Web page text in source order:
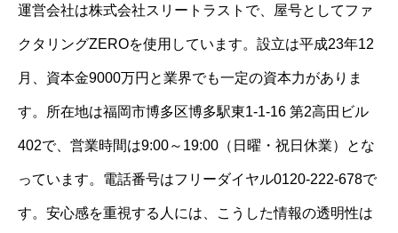
運営会社は株式会社スリートラストで、屋号としてファ
クタリングZEROを使用しています。設立は平成23年12
月、資本金9000万円と業界でも一定の資本力がありま
す。所在地は福岡市博多区博多駅東1-1-16 第2高田ビル
402で、営業時間は9:00～19:00（日曜・祝日休業）とな
っています。電話番号はフリーダイヤル0120-222-678で
す。安心感を重視する人には、こうした情報の透明性は